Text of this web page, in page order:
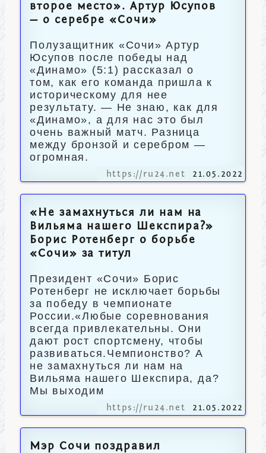
второе место». Артур Юсупов
— о серебре «Сочи»
Полузащитник «Сочи» Артур
Юсупов после победы над
«Динамо» (5:1) рассказал о
том, как его команда пришла к
историческому для нее
результату. — Не знаю, как для
«Динамо», а для нас это был
очень важный матч. Разница
между бронзой и серебром —
огромная.
https://ru24.net 21.05.2022
«Не замахнуться ли нам на
Вильяма нашего Шекспира?»
Борис Ротенберг о борьбе
«Сочи» за титул
Президент «Сочи» Борис
Ротенберг не исключает борьбы
за победу в чемпионате
России.«Любые соревнования
всегда привлекательны. Они
дают рост спортсмену, чтобы
развиваться.Чемпионство? А
не замахнуться ли нам на
Вильяма нашего Шекспира, да?
Мы выходим
https://ru24.net 21.05.2022
Мэр Сочи поздравил